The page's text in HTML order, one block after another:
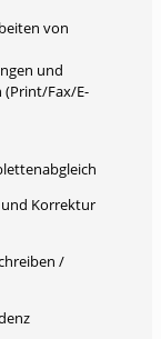
von
und
(Print/Fax/E-
und Korrektur
/